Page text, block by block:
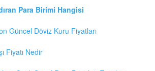
Para Birimi Hangisi
Güncel Döviz Kuru Fiyatları
Fiyatı Nedir